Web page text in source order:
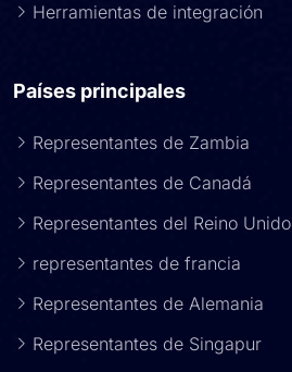
Herramientas de integración
Países principales
Representantes de Zambia
Representantes de Canadá
Representantes del Reino Unido
representantes de francia
Representantes de Alemania
Representantes de Singapur